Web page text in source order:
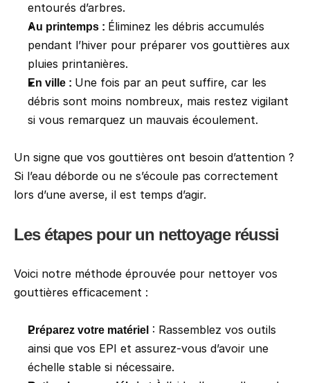
entourés d’arbres.
Au printemps : Éliminez les débris accumulés
pendant l’hiver pour préparer vos gouttières aux
pluies printanières.
En ville : Une fois par an peut suffire, car les
débris sont moins nombreux, mais restez vigilant
si vous remarquez un mauvais écoulement.
Un signe que vos gouttières ont besoin d’attention ?
Si l’eau déborde ou ne s’écoule pas correctement
lors d’une averse, il est temps d’agir.
Les étapes pour un nettoyage réussi
Voici notre méthode éprouvée pour nettoyer vos
gouttières efficacement :
Préparez votre matériel : Rassemblez vos outils
ainsi que vos EPI et assurez-vous d’avoir une
échelle stable si nécessaire.